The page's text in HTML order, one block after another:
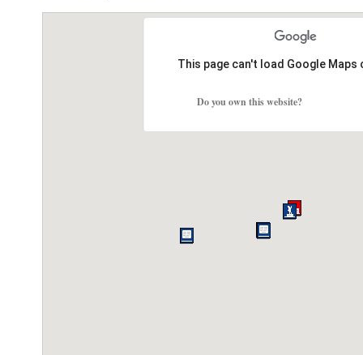
This page can't load Google
Do you own this website?